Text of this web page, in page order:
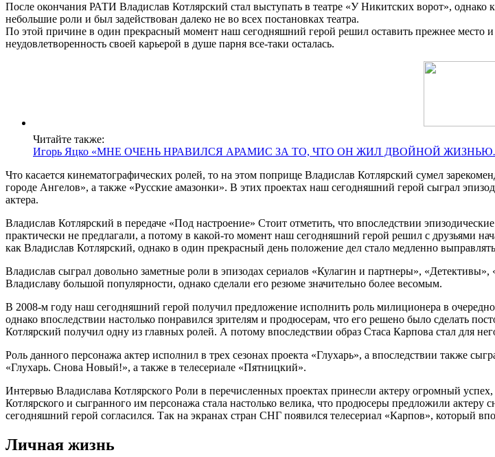
После окончания РАТИ Владислав Котлярский стал выступать в театре «У Никитских ворот», однако
небольшие роли и был задействован далеко не во всех постановках театра.
По этой причине в один прекрасный момент наш сегодняшний герой решил оставить прежнее место
неудовлетворенность своей карьерой в душе парня все-таки осталась.
Читайте также:
Игорь Яцко «МНЕ ОЧЕНЬ НРАВИЛСЯ АРАМИС ЗА ТО, ЧТО ОН ЖИЛ ДВОЙНОЙ
Что касается кинематографических ролей, то на этом поприще Владислав Котлярский сумел
городе Ангелов», а также «Русские амазонки». В этих проектах наш сегодняшний герой сыграл
актера.
Владислав Котлярский в передаче «Под настроение» Стоит отметить, что впоследствии
практически не предлагали, а потому в какой-то момент наш сегодняшний герой решил с друзьями
как Владислав Котлярский, однако в один прекрасный день положение дел стало медленно
Владислав сыграл довольно заметные роли в эпизодах сериалов «Кулагин и партнеры»,
Владиславу большой популярности, однако сделали его резюме значительно более весомым.
В 2008-м году наш сегодняшний герой получил предложение исполнить роль милиционера в
однако впоследствии настолько понравился зрителям и продюсерам, что его решено было сделать
Котлярский получил одну из главных ролей. А потому впоследствии образ Стаса Карпова стал для
Роль данного персонажа актер исполнил в трех сезонах проекта «Глухарь», а впоследствии также
«Глухарь. Снова Новый!», а также в телесериале «Пятницкий».
Интервью Владислава Котлярского Роли в перечисленных проектах принесли актеру огромный
Котлярского и сыгранного им персонажа стала настолько велика, что продюсеры предложили
сегодняшний герой согласился. Так на экранах стран СНГ появился телесериал «Карпов», который
Личная жизнь